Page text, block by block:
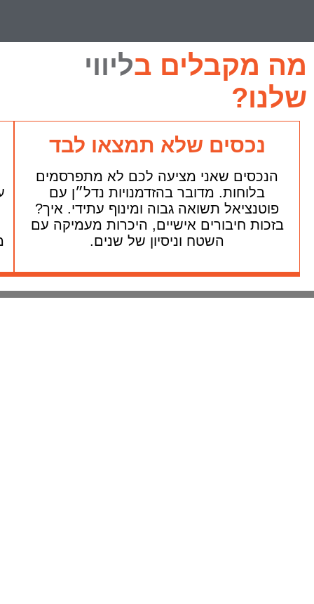
מה מקבלים בליווי
שלנו?
נכסים שלא תמצאו לבד
הנכסים שאני מציעה לכם לא מתפרסמים
בלוחות. מדובר בהזדמנויות נדל״ן עם
פוטנציאל תשואה גבוה ומינוף עתידי. איך?
בזכות חיבורים אישיים, היכרות מעמיקה עם
השטח וניסיון של שנים.